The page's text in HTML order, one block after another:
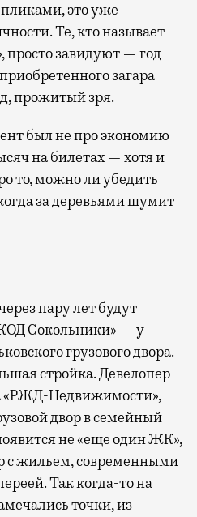
это уже
Те, кто называет
просто завидуют — год
загара
прожитый зря.
был не про экономию
на билетах — хотя и
то, можно ли убедить
за деревьями шумит
пару лет будут
Сокольники» — у
грузового двора.
стройка. Девелопер
«РЖД-Недвижимости»,
двор в семейный
не «еще один ЖК»,
с жильем, современными
Так когда-то на
точки, из